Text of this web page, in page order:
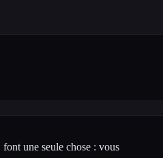
une seule chose : vous